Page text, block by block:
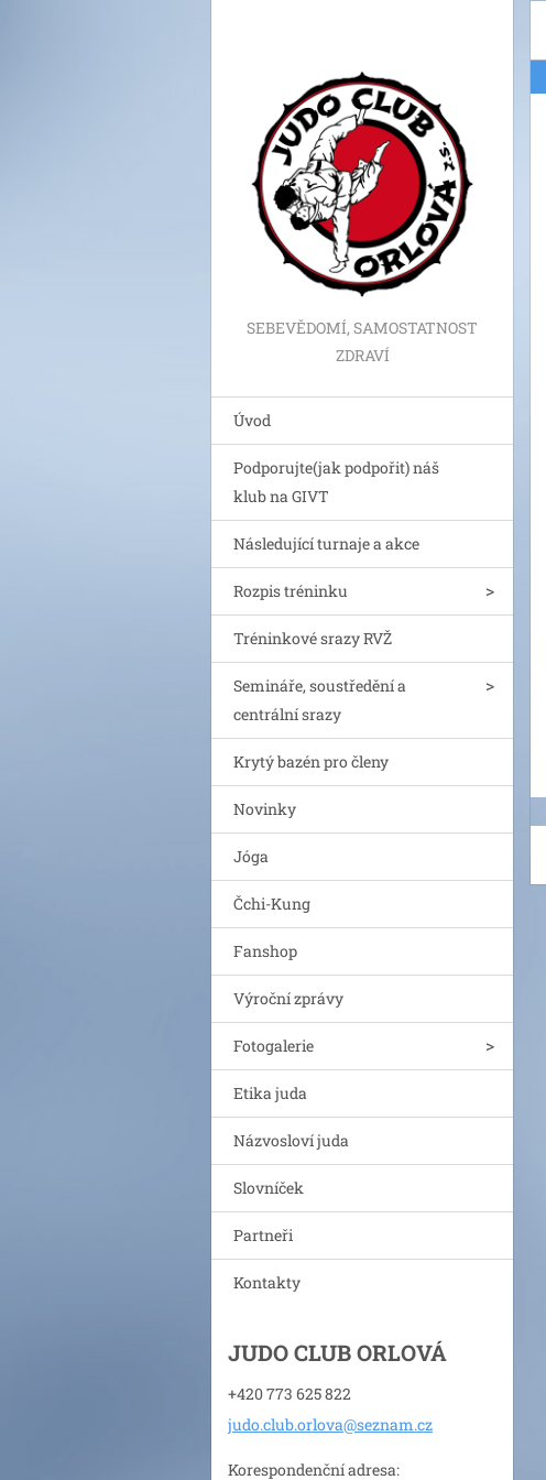
SEBEVĚDOMÍ, SAMOSTATNOST
ZDRAVÍ
Úvod
Podporujte(jak podpořit) náš
klub na GIVT
Následující turnaje a akce
Rozpis tréninku
Tréninkové srazy RVŽ
Semináře, soustředění a
centrální srazy
Krytý bazén pro členy
Novinky
Jóga
Čchi-Kung
Fanshop
Výroční zprávy
Fotogalerie
Etika juda
Názvosloví juda
Slovníček
Partneři
Kontakty
JUDO CLUB ORLOVÁ
+420 773 625 822
judo.club.orlova@seznam.cz
Korespondenční adresa: